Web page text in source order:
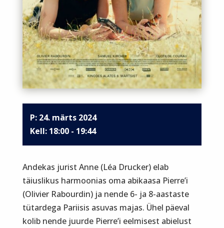
P: 24. märts 2024
18:00 - 19:44
Andekas jurist Anne (Léa Drucker) elab
täiuslikus harmoonias oma abikaasa Pierre’i
(Olivier Rabourdin) ja nende 6- ja 8-aastaste
tütardega Pariisis asuvas majas. Ühel päeval
kolib nende juurde Pierre’i eelmisest abielust